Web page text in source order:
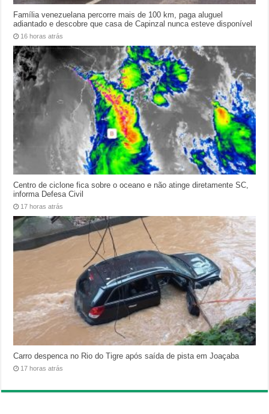
Família venezuelana percorre mais de 100 km, paga aluguel
adiantado e descobre que casa de Capinzal nunca esteve disponível
16 horas atrás
Centro de ciclone fica sobre o oceano e não atinge diretamente SC,
informa Defesa Civil
17 horas atrás
Carro despenca no Rio do Tigre após saída de pista em Joaçaba
17 horas atrás